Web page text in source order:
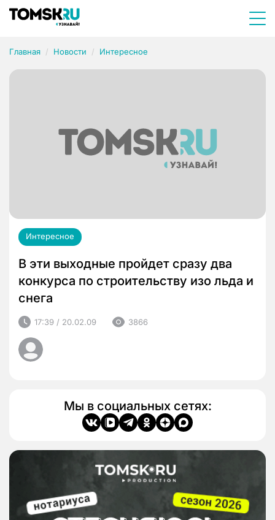
Главная Новости Интересное
Интересное
В эти выходные пройдет сразу два
конкурса по строительству изо льда и
снега
17:39 / 20.02.09 3866
Мы в социальных сетях: